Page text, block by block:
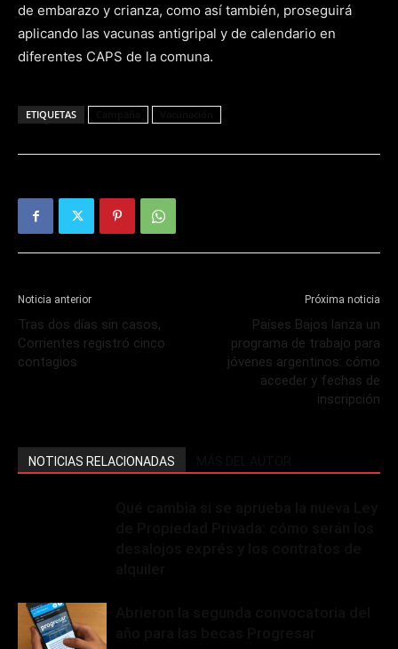
de embarazo y crianza, como así también, proseguirá
aplicando las vacunas antigripal y de calendario en
diferentes CAPS de la comuna.
ETIQUETAS
Noticia anterior
Tras dos días sin casos,
Corrientes registró cinco
contagios
Próxima noticia
Países Bajos lanza un
programa de trabajo para
jóvenes argentinos: cómo
acceder y fechas de
inscripción
NOTICIAS RELACIONADAS